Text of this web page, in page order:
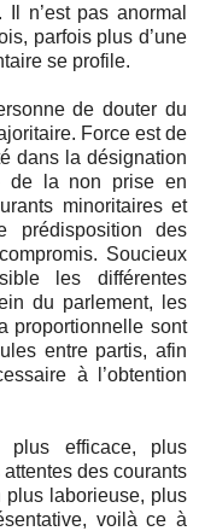
n’est pas anormal
parfois plus d’une
se profile.
de douter du
Force est de
dans la désignation
de la non prise en
minoritaires et
prédisposition des
Soucieux
les différentes
du parlement, les
proportionnelle sont
entre partis, afin
à l’obtention
plus efficace, plus
des courants
plus laborieuse, plus
voilà ce à